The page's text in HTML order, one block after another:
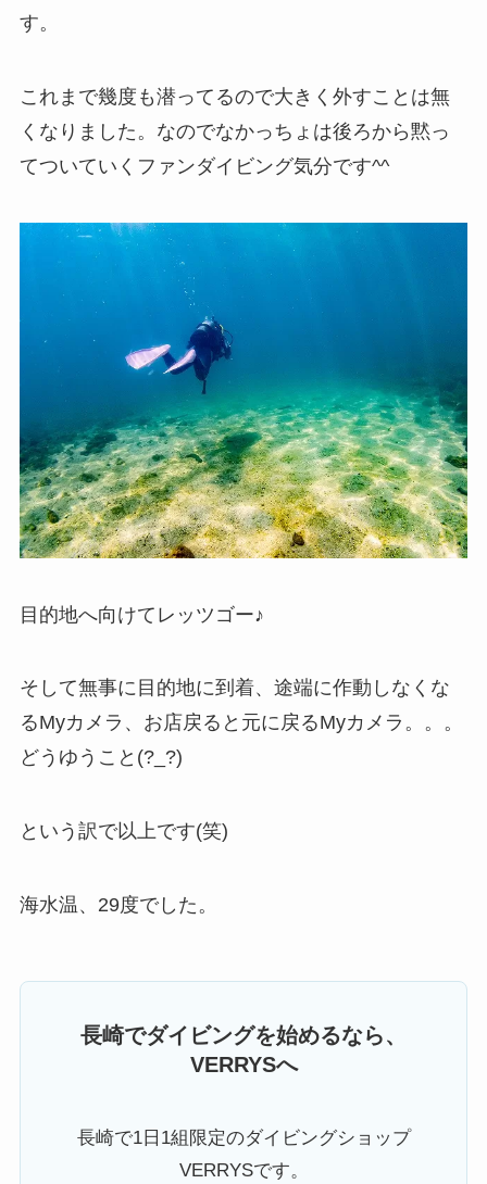
す。
これまで幾度も潜ってるので大きく外すことは無
くなりました。なのでなかっちょは後ろから黙っ
てついていくファンダイビング気分です^^
目的地へ向けてレッツゴー♪
そして無事に目的地に到着、途端に作動しなくな
るMyカメラ、お店戻ると元に戻るMyカメラ。。。
どうゆうこと(?_?)
という訳で以上です(笑)
海水温、29度でした。
長崎でダイビングを始めるなら、
VERRYSへ
長崎で1日1組限定のダイビングショップ
VERRYSです。